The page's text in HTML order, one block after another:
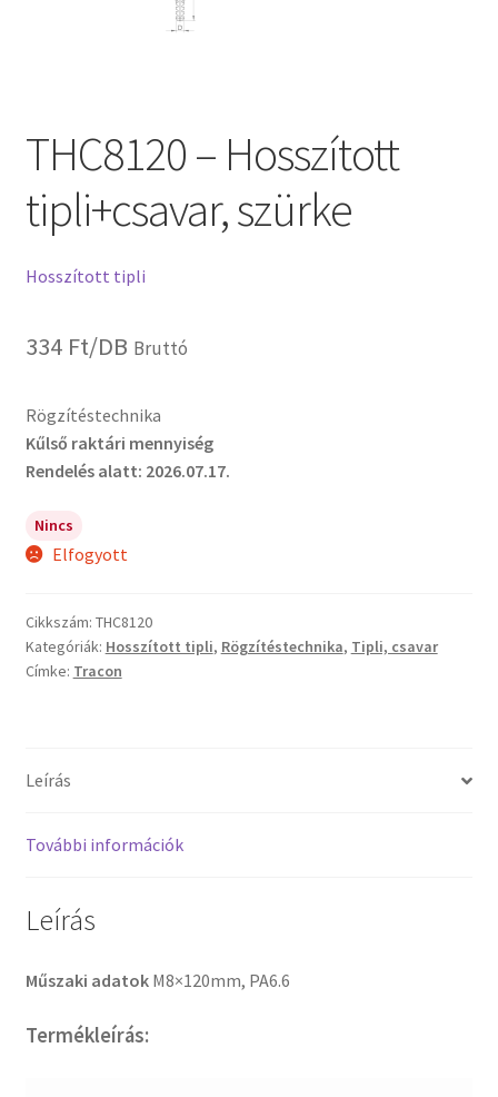
THC8120 – Hosszított
tipli+csavar, szürke
Hosszított tipli
334 Ft/DB Bruttó
Rögzítéstechnika
Kűlső raktári mennyiség
Rendelés alatt: 2026.07.17.
Nincs
Elfogyott
Cikkszám: THC8120
Kategóriák: Hosszított tipli, Rögzítéstechnika, Tipli, csavar
Címke: Tracon
Leírás
További információk
Leírás
Műszaki adatok M8×120mm, PA6.6
Termékleírás: